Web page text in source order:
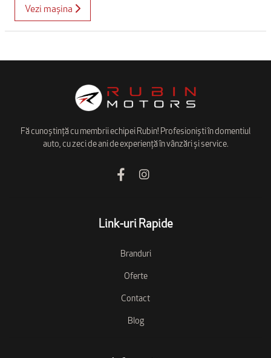
Vezi mașina
Fă cunoștință cu membrii echipei Rubin! Profesioniști în domentiul
auto, cu zeci de ani de experiență în vânzări și service.
Link-uri Rapide
Branduri
Oferte
Contact
Blog